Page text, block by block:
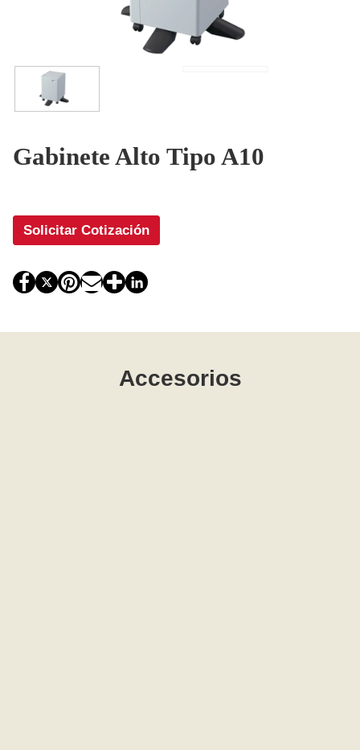
Gabinete Alto Tipo A10
Solicitar Cotización
Accesorios